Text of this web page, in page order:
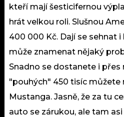
kteří mají šesticifernou
hrát velkou roli. Slušnou
400 000 Kč. Dají se sehnat i
může znamenat nějaký
Snadno se dostanete i přes
"pouhých" 450 tisíc
Mustanga. Jasně, že za tu
auto se zárukou, ale tam